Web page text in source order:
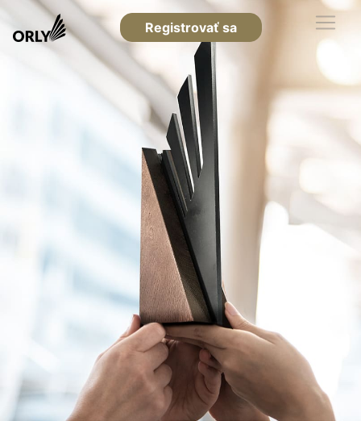
Registrovať sa